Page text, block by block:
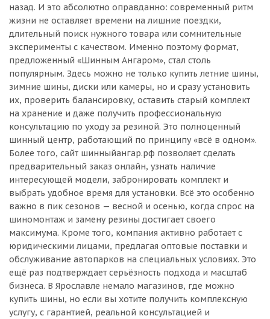
назад. И это абсолютно оправданно: современный ритм
жизни не оставляет времени на лишние поездки,
длительный поиск нужного товара или сомнительные
эксперименты с качеством. Именно поэтому формат,
предложенный «Шинным Ангаром», стал столь
популярным. Здесь можно не только купить летние шины,
зимние шины, диски или камеры, но и сразу установить
их, проверить балансировку, оставить старый комплект
на хранение и даже получить профессиональную
консультацию по уходу за резиной. Это полноценный
шинный центр, работающий по принципу «всё в одном».
Более того, сайт шинныйангар.рф позволяет сделать
предварительный заказ онлайн, узнать наличие
интересующей модели, забронировать комплект и
выбрать удобное время для установки. Всё это особенно
важно в пик сезонов — весной и осенью, когда спрос на
шиномонтаж и замену резины достигает своего
максимума. Кроме того, компания активно работает с
юридическими лицами, предлагая оптовые поставки и
обслуживание автопарков на специальных условиях. Это
ещё раз подтверждает серьёзность подхода и масштаб
бизнеса. В Ярославле немало магазинов, где можно
купить шины, но если вы хотите получить комплексную
услугу, с гарантией, реальной консультацией и